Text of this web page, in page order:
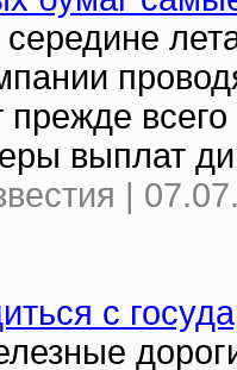
прежде
выплат
|
с